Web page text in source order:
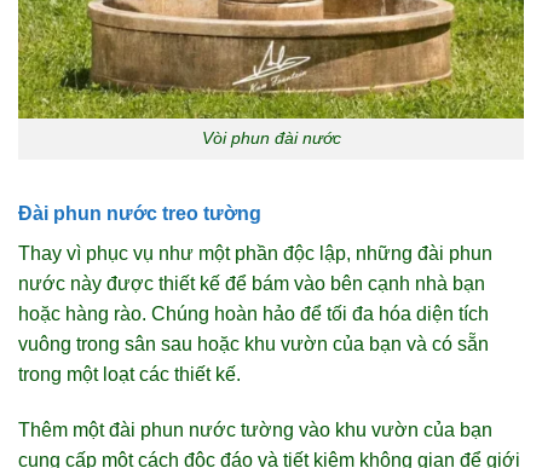
Vòi phun đài nước
Đài phun nước treo tường
Thay vì phục vụ như một phần độc lập, những đài phun
nước này được thiết kế để bám vào bên cạnh nhà bạn
hoặc hàng rào. Chúng hoàn hảo để tối đa hóa diện tích
vuông trong sân sau hoặc khu vườn của bạn và có sẵn
trong một loạt các thiết kế.
Thêm một đài phun nước tường vào khu vườn của bạn
cung cấp một cách độc đáo và tiết kiệm không gian để giới